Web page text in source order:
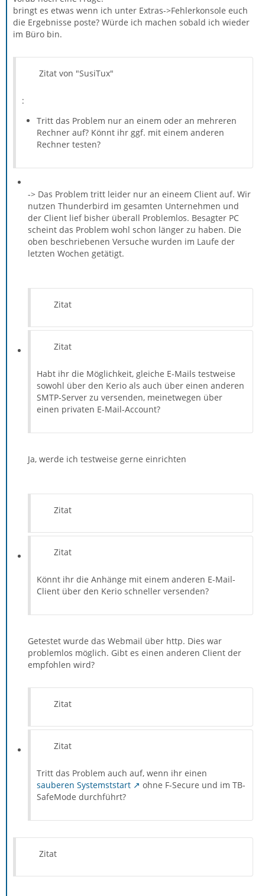
bringt es etwas wenn ich unter Extras->Fehlerkonsole euch
die Ergebnisse poste? Würde ich machen sobald ich wieder
im Büro bin.
Zitat von "SusiTux"
:
Tritt das Problem nur an einem oder an mehreren
Rechner auf? Könnt ihr ggf. mit einem anderen
Rechner testen?
-> Das Problem tritt leider nur an eineem Client auf. Wir
nutzen Thunderbird im gesamten Unternehmen und
der Client lief bisher überall Problemlos. Besagter PC
scheint das Problem wohl schon länger zu haben. Die
oben beschriebenen Versuche wurden im Laufe der
letzten Wochen getätigt.
Zitat
Zitat
Habt ihr die Möglichkeit, gleiche E-Mails testweise
sowohl über den Kerio als auch über einen anderen
SMTP-Server zu versenden, meinetwegen über
einen privaten E-Mail-Account?
Ja, werde ich testweise gerne einrichten
Zitat
Zitat
Könnt ihr die Anhänge mit einem anderen E-Mail-
Client über den Kerio schneller versenden?
Getestet wurde das Webmail über http. Dies war
problemlos möglich. Gibt es einen anderen Client der
empfohlen wird?
Zitat
Zitat
Tritt das Problem auch auf, wenn ihr einen
sauberen Systemststart
ohne F-Secure und im TB-
SafeMode durchführt?
Zitat